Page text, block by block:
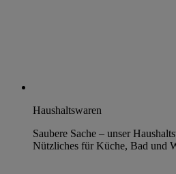
Haushaltswaren
Saubere Sache – unser
Nützliches für Küche, Bad und